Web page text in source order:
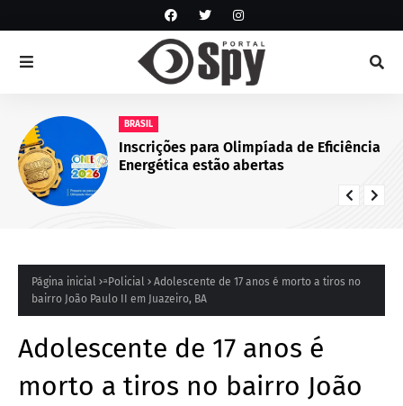
NOTÍCIA DE JUAZEIRO-BA
GCM representa Juazeiro na VI edição
do Nivelamento de Ações Táticas (NAT-
Página inicial ͣ Policial
Adolescente de 17 anos é morto a tiros no
bairro João Paulo II em Juazeiro, BA
Adolescente de 17 anos é
morto a tiros no bairro João